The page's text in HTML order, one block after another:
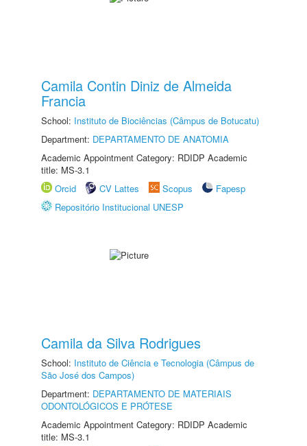
Camila Contin Diniz de Almeida
Francia
School: Instituto de Biociências (Câmpus de Botucatu)
Department: DEPARTAMENTO DE ANATOMIA
Academic Appointment Category: RDIDP Academic
title: MS-3.1
Orcid
CV Lattes Scopus
Fapesp
Repositório Institucional UNESP
Camila da Silva Rodrigues
School: Instituto de Ciência e Tecnologia (Câmpus de
São José dos Campos)
Department: DEPARTAMENTO DE MATERIAIS
ODONTOLÓGICOS E PRÓTESE
Academic Appointment Category: RDIDP Academic
title: MS-3.1